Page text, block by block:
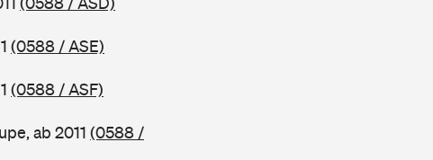
(0588 / ASE)
(0588 / ASF)
ab 2011 (0588 /